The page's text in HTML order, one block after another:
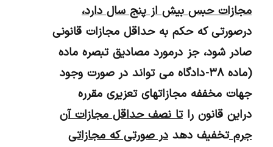
مجازات حبس بیش از پنج سال دارد،
درصورتی‌ که حکم به حداقل مجازات قانونی
صادر شود، جز درمورد مصادیق تبصره ماده
(ماده ۳۸- دادگاه می تواند در صورت وجود
جهات مخففه مجازاتهای تعزیری مقرره
دراین قانون راتا نصف حداقل مجازات آن
جرمتخفیف دهددر صورتی که مجازاتی